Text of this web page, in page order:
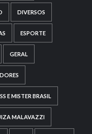
DIVERSOS
ESPORTE
GERAL
E MISTER BRASIL
MALAVAZZI